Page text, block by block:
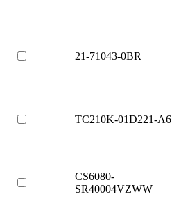
21-71043-0BR
TC210K-01D221-A6
CS6080-
SR40004VZWW